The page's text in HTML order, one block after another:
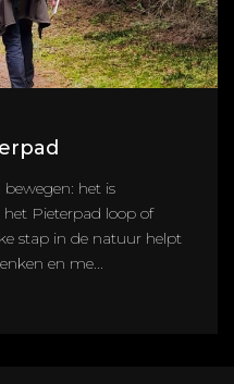
het is
Pieterpad loop of
stap in de natuur helpt
en me...